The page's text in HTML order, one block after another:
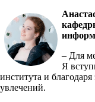
– Для
Я
института и
увлечений.